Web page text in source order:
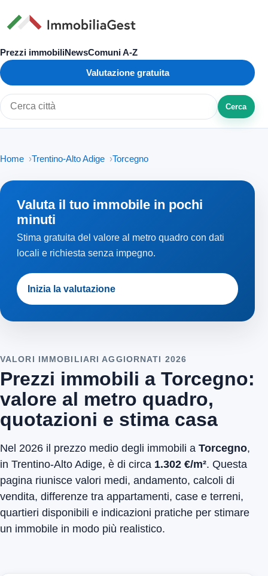
Prezzi immobiliNewsComuni A-Z
Valutazione gratuita
Cerca città o zona
Cerca
Home Trentino-Alto Adige Torcegno
Valuta il tuo immobile in pochi
minuti
Stima gratuita del valore al metro quadro con dati
locali e richiesta senza impegno.
Inizia la valutazione
VALORI IMMOBILIARI AGGIORNATI 2026
Prezzi immobili a Torcegno:
valore al metro quadro,
quotazioni e stima casa
Nel 2026 il prezzo medio degli immobili a Torcegno,
in Trentino-Alto Adige, è di circa 1.302 €/m². Questa
pagina riunisce valori medi, andamento, calcoli di
vendita, differenze tra appartamenti, case e terreni,
quartieri disponibili e indicazioni pratiche per stimare
un immobile in modo più realistico.